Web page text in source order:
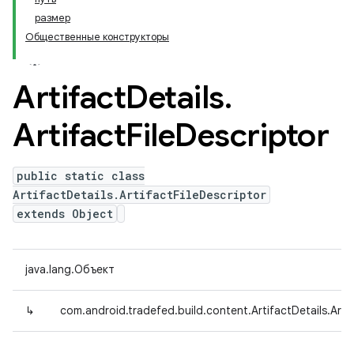
размер
Общественные конструкторы
ArtifactDetails.
ArtifactFileDescriptor
public static class
ArtifactDetails.ArtifactFileDescriptor
extends Object
java.lang.Объект
↳